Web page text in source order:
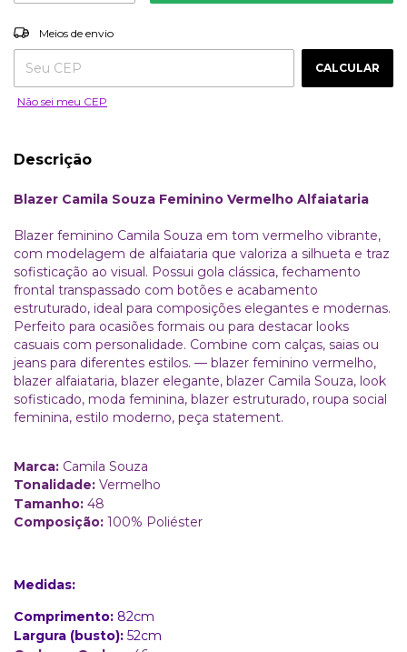
Entregas para o CEP:
Meios de envio
CALCULAR
Não sei meu CEP
Descrição
Blazer Camila Souza Feminino Vermelho Alfaiataria
Blazer feminino Camila Souza em tom vermelho vibrante,
com modelagem de alfaiataria que valoriza a silhueta e traz
sofisticação ao visual. Possui gola clássica, fechamento
frontal transpassado com botões e acabamento
estruturado, ideal para composições elegantes e modernas.
Perfeito para ocasiões formais ou para destacar looks
casuais com personalidade. Combine com calças, saias ou
jeans para diferentes estilos. — blazer feminino vermelho,
blazer alfaiataria, blazer elegante, blazer Camila Souza, look
sofisticado, moda feminina, blazer estruturado, roupa social
feminina, estilo moderno, peça statement.
Marca: Camila Souza
Tonalidade: Vermelho
Tamanho: 48
Composição: 100% Poliéster
Medidas:
Comprimento: 82cm
Largura (busto): 52cm